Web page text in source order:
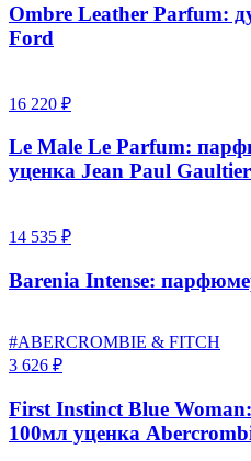
Ombre Leather Parfum:
Ford
16 220 ₽
Le Male Le Parfum:
уценка Jean Paul Gaultier
14 535 ₽
Barenia Intense:
#ABERCROMBIE & FITCH
3 626 ₽
First Instinct Blue
100мл уценка